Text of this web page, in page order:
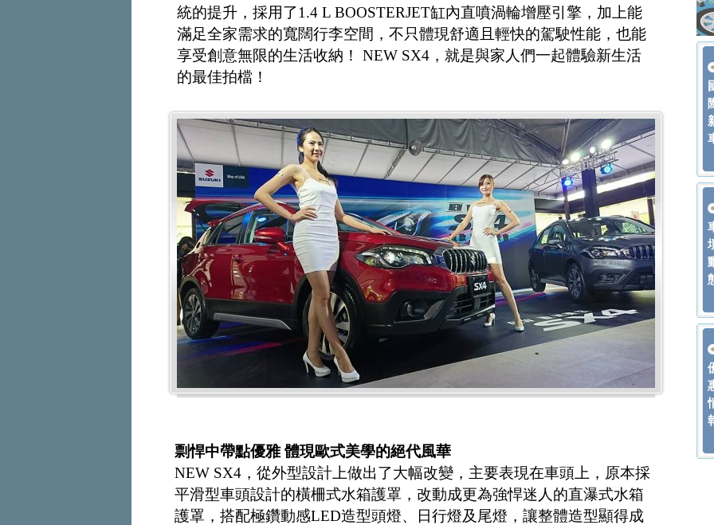
統的提升，採用了1.4 L BOOSTERJET缸內直噴渦輪增壓引擎，加上能
滿足全家需求的寬闊行李空間，不只體現舒適且輕快的駕駛性能，也能
享受創意無限的生活收納！ NEW SX4，就是與家人們一起體驗新生活
的最佳拍檔！
剽悍中帶點優雅 體現歐式美學的絕代風華
NEW SX4，從外型設計上做出了大幅改變，主要表現在車頭上，原本採
平滑型車頭設計的橫柵式水箱護罩，改動成更為強悍迷人的直瀑式水箱
護罩，搭配極鑽動感LED造型頭燈、日行燈及尾燈，讓整體造型顯得成